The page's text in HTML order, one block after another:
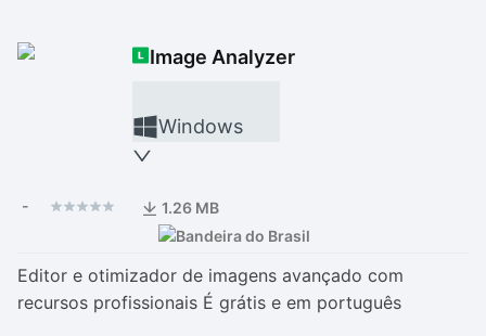
Image Analyzer
Windows
- 1.26 MB
Editor e otimizador de imagens avançado com
recursos profissionais É grátis e em português